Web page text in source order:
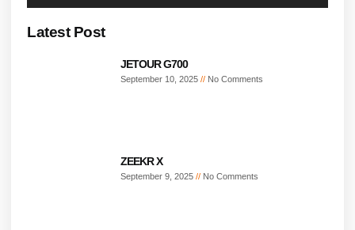
Latest Post
JETOUR G700
September 10, 2025 No Comments
ZEEKR X
September 9, 2025 No Comments